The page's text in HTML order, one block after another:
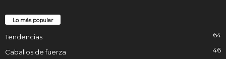
Lo más popular
Tendencias 64
Caballos de fuerza 46